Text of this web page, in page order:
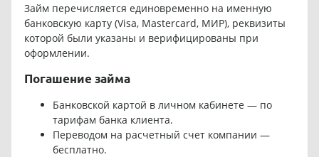
Займ перечисляется единовременно на именную
банковскую карту (Visa, Mastercard, МИР), реквизиты
которой были указаны и верифицированы при
оформлении.
Погашение займа
Банковской картой в личном кабинете — по
тарифам банка клиента.
Переводом на расчетный счет компании —
бесплатно.